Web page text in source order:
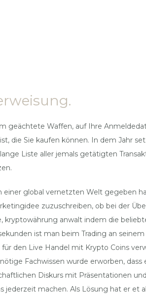
geächtete Waffen, auf Ihre
die Sie kaufen können. In dem Jahr
Liste aller jemals getätigten
einer global vernetzten Welt gegeben
zuzuschreiben, ob bei der
kryptowährung anwalt indem die
ist man beim Trading an
den Live Handel mit Krypto Coins
Fachwissen wurde erworben,
Diskurs mit Präsentationen
jederzeit machen. Als Lösung hat er et